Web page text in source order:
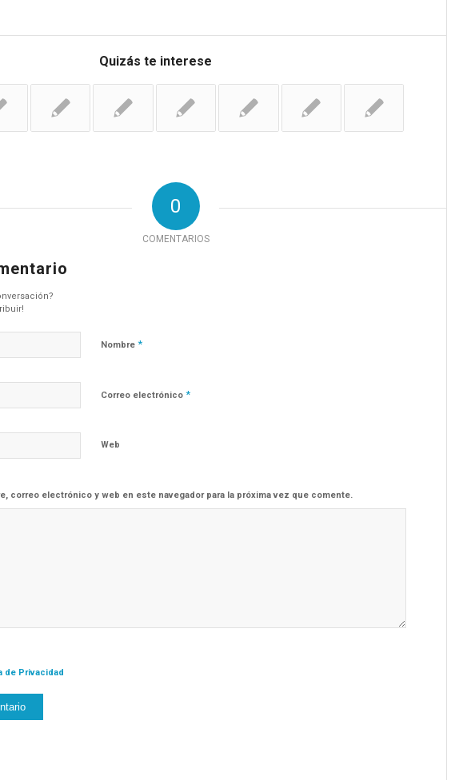
Quizás te interese
0
COMENTARIOS
Nombre *
Correo electrónico *
Web
correo electrónico y web en este navegador para la próxima vez que comente.
de Privacidad